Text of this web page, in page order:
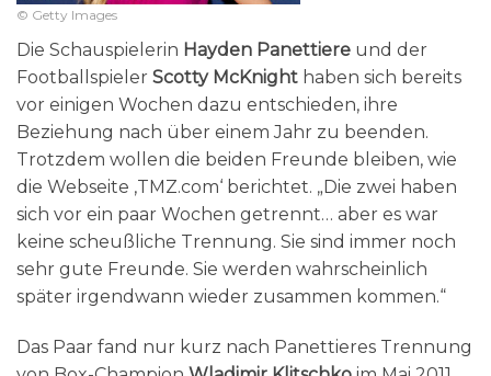
© Getty Images
Die Schauspielerin Hayden Panettiere und der
Footballspieler Scotty McKnight haben sich bereits
vor einigen Wochen dazu entschieden, ihre
Beziehung nach über einem Jahr zu beenden.
Trotzdem wollen die beiden Freunde bleiben, wie
die Webseite ‚TMZ.com‘ berichtet. „Die zwei haben
sich vor ein paar Wochen getrennt… aber es war
keine scheußliche Trennung. Sie sind immer noch
sehr gute Freunde. Sie werden wahrscheinlich
später irgendwann wieder zusammen kommen.“
Das Paar fand nur kurz nach Panettieres Trennung